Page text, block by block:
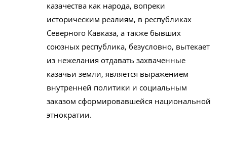
казачества как народа, вопреки
историческим реалиям, в республиках
Северного Кавказа, а также бывших
союзных республика, безусловно, вытекает
из нежелания отдавать захваченные
казачьи земли, является выражением
внутренней политики и социальным
заказом сформировавшейся национальной
этнократии.